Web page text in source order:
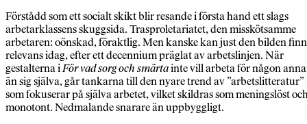
Förstådd som ett socialt skikt blir resande i första hand ett slags
arbetarklassens skuggsida. Trasproletariatet, den misskötsamme
arbetaren: oönskad, föraktlig. Men kanske kan just den bilden
relevans idag, efter ett decennium präglat av arbetslinjen. När
gestalterna iFör vad sorg och smärtainte vill arbeta för någon
än sig själva, går tankarna till den nyare trend av ”arbetslitteratur”
som fokuserar på själva arbetet, vilket skildras som meningslöst
monotont. Nedmalande snarare än uppbyggligt.